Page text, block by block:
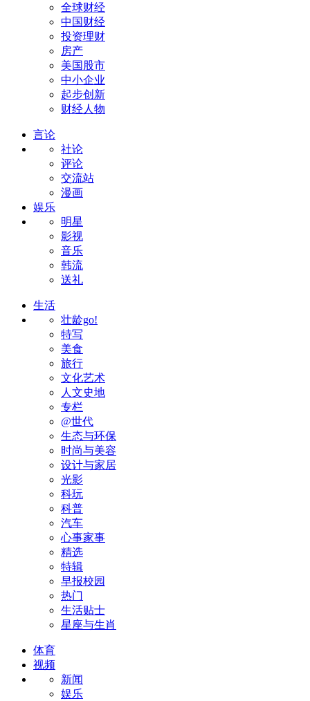
全球财经
中国财经
投资理财
房产
美国股市
中小企业
起步创新
财经人物
言论
社论
评论
交流站
漫画
娱乐
明星
影视
音乐
韩流
送礼
生活
壮龄go!
特写
美食
旅行
文化艺术
人文史地
专栏
@世代
生态与环保
时尚与美容
设计与家居
光影
科玩
科普
汽车
心事家事
精选
特辑
早报校园
热门
生活贴士
星座与生肖
体育
视频
新闻
娱乐